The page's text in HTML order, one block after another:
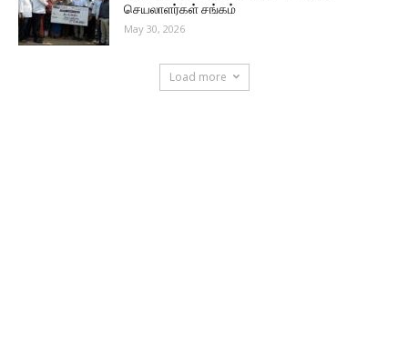
செயலாளர்கள் சங்கம்
May 30, 2026
Load more